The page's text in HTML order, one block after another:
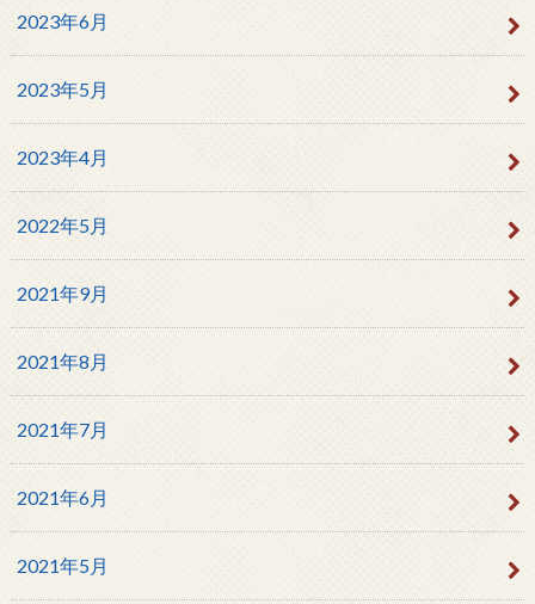
2023年6月
2023年5月
2023年4月
2022年5月
2021年9月
2021年8月
2021年7月
2021年6月
2021年5月